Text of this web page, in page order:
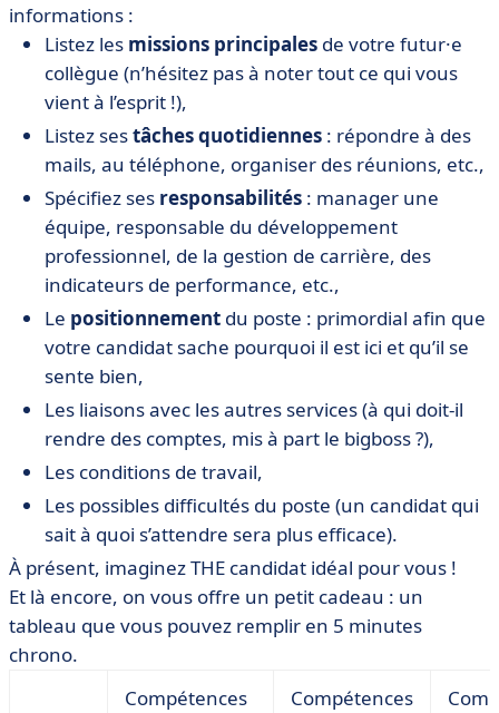
informations :
Listez les missions principales de votre futur·e
collègue (n’hésitez pas à noter tout ce qui vous
vient à l’esprit !),
Listez sestâches quotidiennes : répondre à des
mails, au téléphone, organiser des réunions, etc.,
Spécifiez ses responsabilités : manager une
équipe, responsable du développement
professionnel, de la gestion de carrière, des
indicateurs de performance, etc.,
Le positionnement du poste : primordial afin que
votre candidat sache pourquoi il est ici et qu’il se
sente bien,
Les liaisons avec les autres services (à qui doit-il
rendre des comptes, mis à part le bigboss ?),
Les conditions de travail,
Les possibles difficultés du poste (un candidat qui
sait à quoi s’attendre sera plus efficace).
À présent, imaginez THE candidat idéal pour vous !
Et là encore, on vous offre un petit cadeau : un
tableau que vous pouvez remplir en 5 minutes
chrono.
Compétences
Compétences